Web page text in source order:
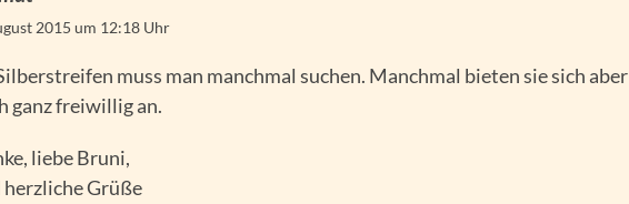
2015 um 12:18 Uhr
muss man manchmal suchen. Manchmal bieten sie sich aber
ganz freiwillig an.
liebe Bruni,
herzliche Grüße